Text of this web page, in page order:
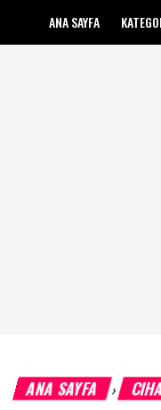
ANA SAYFA
ANA SAYFA ›